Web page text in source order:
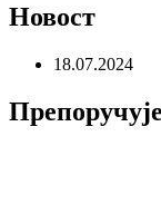
Новост
18.07.2024